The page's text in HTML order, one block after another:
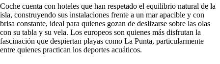
Coche cuenta con hoteles que han respetado el equilibrio natural de la
isla, construyendo sus instalaciones frente a un mar apacible y con
brisa constante, ideal para quienes gozan de deslizarse sobre las olas
con su tabla y su vela. Los europeos son quienes más disfrutan la
fascinación que despiertan playas como La Punta, particularmente
entre quienes practican los deportes acuáticos.